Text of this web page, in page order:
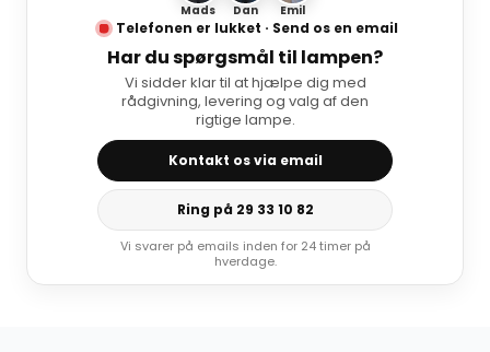
Mads Dan Emil
Telefonen er lukket · Send os en email
Har du spørgsmål til lampen?
Vi sidder klar til at hjælpe dig med
rådgivning, levering og valg af den
rigtige lampe.
Kontakt os via email
Ring på 29 33 10 82
Vi svarer på emails inden for 24 timer på
hverdage.